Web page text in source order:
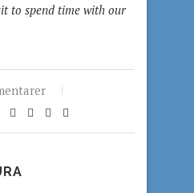
to spend time with our